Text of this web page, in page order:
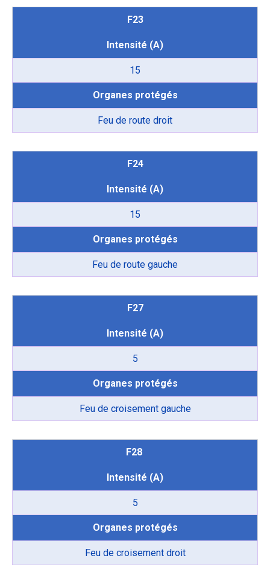
F23
Intensité (A)
15
Organes protégés
Feu de route droit
F24
Intensité (A)
15
Organes protégés
Feu de route gauche
F27
Intensité (A)
5
Organes protégés
Feu de croisement gauche
F28
Intensité (A)
5
Organes protégés
Feu de croisement droit